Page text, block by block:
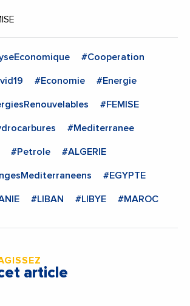
#Cooperation
#Economie #Energie
#FEMISE
#Mediterranee
#Petrole #ALGERIE
#EGYPTE
#LIBAN #LIBYE #MAROC
article